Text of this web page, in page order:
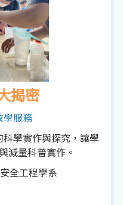
揭密
服務
學實作與探究，讓學
減量科普實作。
全工程學系